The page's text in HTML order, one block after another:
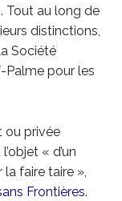
Tout au long de
distinctions,
Société
Palme pour les
ou privée
« d’un
faire taire »,
Frontières.